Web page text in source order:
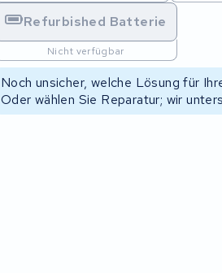
Refurbished Batterie
Nicht verfügbar
Noch unsicher, welche Lösung für
Oder wählen Sie Reparatur; wir